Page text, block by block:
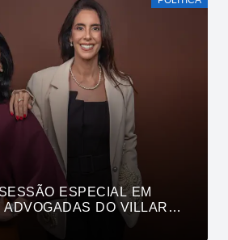
ESPECIAL EM
ADVOGADAS DO VILLAR